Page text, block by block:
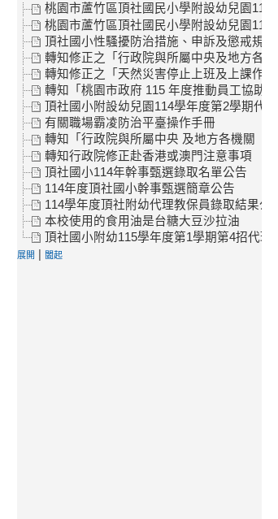
桃園市蘆竹區頂社國民小學附設幼兒園
桃園市蘆竹區頂社國民小學附設幼兒園
頂社國小性騷擾防治措施、申訴及懲戒規
轉知修正之「行政院與所屬中央及地方各
轉知修正之「天然災害停止上班及上課作
轉知「桃園市政府 115 年度推動員工協助
頂社國小附設幼兒園114學年度第2學期代
有關職場霸凌防治平臺操作手冊
轉知「行政院與所屬中央 及地方各機關（
轉知行政院修正赴香港或澳門注意事項
頂社國小114年幹事甄選錄取名單公告
114年度頂社國小幹事甄選簡章公告
114學年度頂社附幼代理教保員錄取結果公
本校使用的食用油是台糖大豆沙拉油
頂社國小附幼115學年度第1學期第4招代
展開 | 闔起